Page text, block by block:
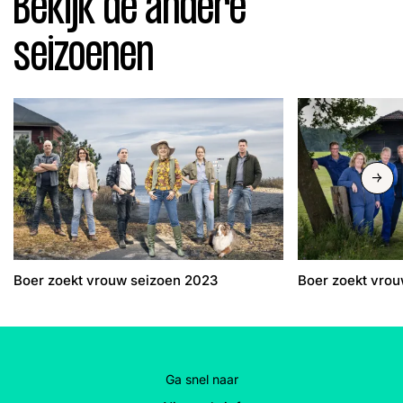
Bekijk de andere
seizoenen
Boer zoekt vrouw seizoen 2023 Boer zoekt
Slide
Ga snel naar